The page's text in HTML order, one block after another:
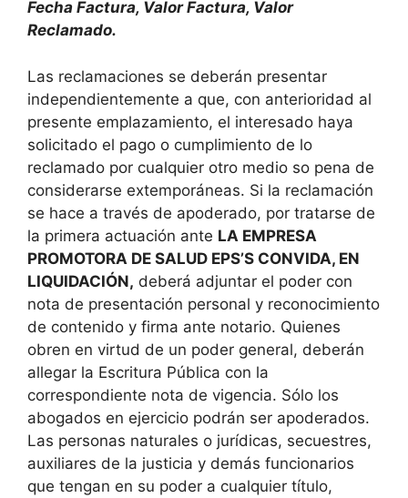
Fecha Factura, Valor Factura, Valor
Reclamado.
Las reclamaciones se deberán presentar
independientemente a que, con anterioridad al
presente emplazamiento, el interesado haya
solicitado el pago o cumplimiento de lo
reclamado por cualquier otro medio so pena de
considerarse extemporáneas. Si la reclamación
se hace a través de apoderado, por tratarse de
la primera actuación ante LA EMPRESA
PROMOTORA DE SALUD EPS’S CONVIDA, EN
LIQUIDACIÓN, deberá adjuntar el poder con
nota de presentación personal y reconocimiento
de contenido y firma ante notario. Quienes
obren en virtud de un poder general, deberán
allegar la Escritura Pública con la
correspondiente nota de vigencia. Sólo los
abogados en ejercicio podrán ser apoderados.
Las personas naturales o jurídicas, secuestres,
auxiliares de la justicia y demás funcionarios
que tengan en su poder a cualquier título,